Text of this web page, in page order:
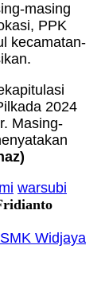
masing
PPK
kecamatan-
2024
Masing-
warsubi
Widjaya